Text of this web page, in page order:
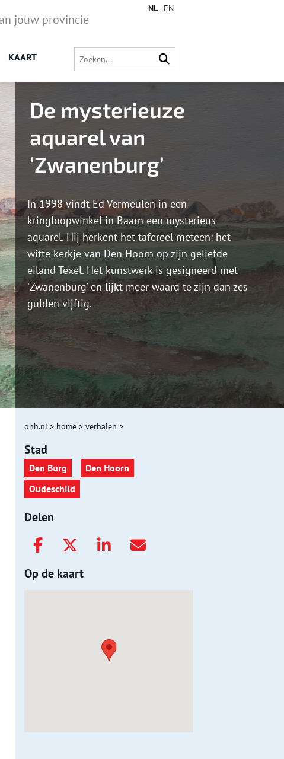
jouw provincie
KAART
NL EN
De mysterieuze
aquarel van
‘Zwanenburg’
In 1998 vindt Ed Vermeulen in een
kringloopwinkel in Baarn een mysterieus
aquarel. Hij herkent het tafereel meteen: het
witte kerkje van Den Hoorn op zijn geliefde
eiland Texel. Het kunstwerk is gesigneerd met
'Zwanenburg’ en lijkt meer waard te zijn dan zes
gulden vijftig.
onh.nl > home > verhalen >
Stad
Den Burg
Den Hoorn
Oudeschild
Delen
Op de kaart